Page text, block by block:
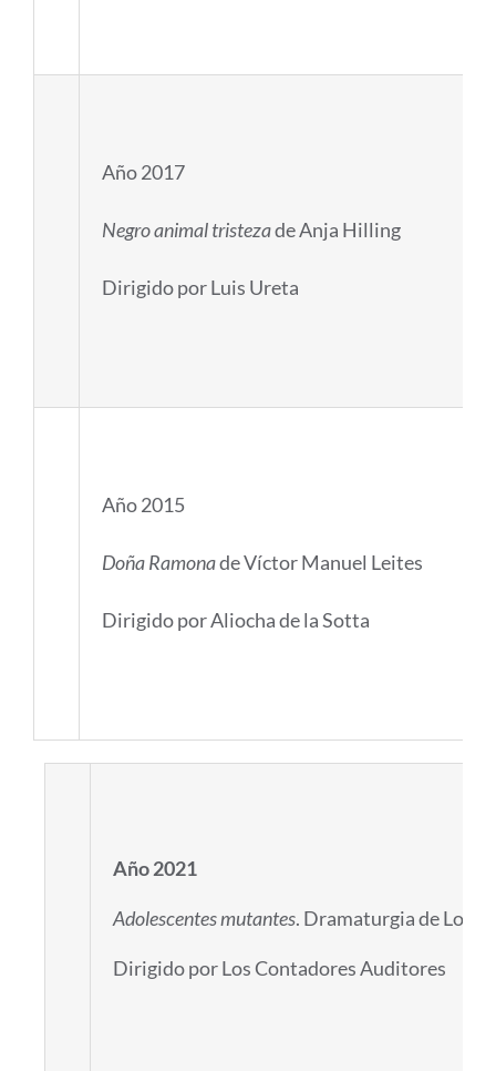
Año 2017
Negro animal tristezade Anja Hilling
Dirigido por Luis Ureta
Año 2015
Doña Ramonade Víctor Manuel Leites
Dirigido por Aliocha de la Sotta
Año 2021
Adolescentes mutantes. Dramaturgia de Los
Dirigido por Los Contadores Auditores